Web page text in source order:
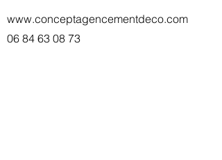
www.conceptagencementdeco.com
06 84 63 08 73